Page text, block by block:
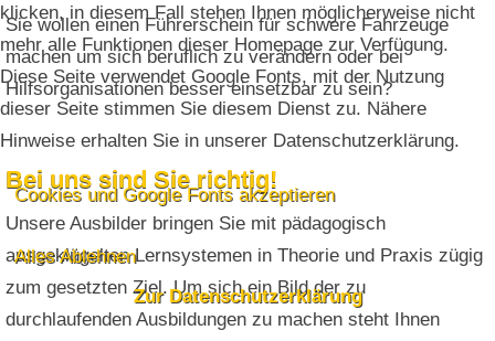
Sie wollen einen Führerschein für schwere Fahrzeuge
machen um sich beruflich zu verändern oder bei
Hilfsorganisationen besser einsetzbar zu sein?
Bei uns sind Sie richtig!
Unsere Ausbilder bringen Sie mit pädagogisch
ausgeklügelten Lernsystemen in Theorie und Praxis zügig
zum gesetzten Ziel. Um sich ein Bild der zu
durchlaufenden Ausbildungen zu machen steht Ihnen
klicken, in diesem Fall stehen Ihnen möglicherweise nicht
mehr alle Funktionen dieser Homepage zur Verfügung.
Diese Seite verwendet Google Fonts, mit der Nutzung
dieser Seite stimmen Sie diesem Dienst zu. Nähere
Hinweise erhalten Sie in unserer Datenschutzerklärung.
Cookies und Google Fonts akzeptieren
Alles Ablehnen
Zur Datenschutzerklärung